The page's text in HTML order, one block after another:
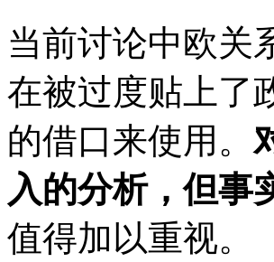
当前讨论中欧关
在被过度贴上了
的借口来使用。
入的分析，但事
值得加以重视。